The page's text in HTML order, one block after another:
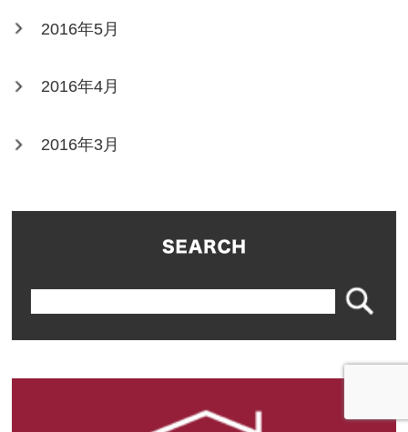
2016年5月
2016年4月
2016年3月